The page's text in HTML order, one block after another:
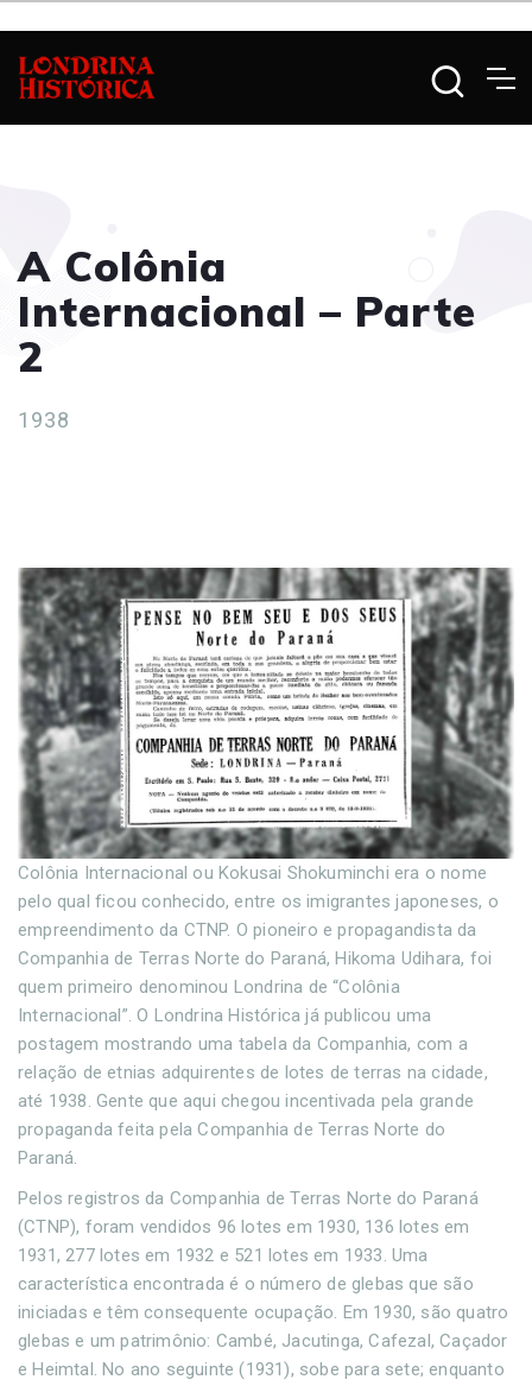
A Colônia
Internacional – Parte
2
1938
Colônia Internacional ou Kokusai Shokuminchi era o nome
pelo qual ficou conhecido, entre os imigrantes japoneses, o
empreendimento da CTNP. O pioneiro e propagandista da
Companhia de Terras Norte do Paraná, Hikoma Udihara, foi
quem primeiro denominou Londrina de “Colônia
Internacional”. O Londrina Histórica já publicou uma
postagem mostrando uma tabela da Companhia, com a
relação de etnias adquirentes de lotes de terras na cidade,
até 1938. Gente que aqui chegou incentivada pela grande
propaganda feita pela Companhia de Terras Norte do
Paraná.
Pelos registros da Companhia de Terras Norte do Paraná
(CTNP), foram vendidos 96 lotes em 1930, 136 lotes em
1931, 277 lotes em 1932 e 521 lotes em 1933. Uma
característica encontrada é o número de glebas que são
iniciadas e têm consequente ocupação. Em 1930, são quatro
glebas e um patrimônio: Cambé, Jacutinga, Cafezal, Caçador
e Heimtal. No ano seguinte (1931), sobe para sete; enquanto